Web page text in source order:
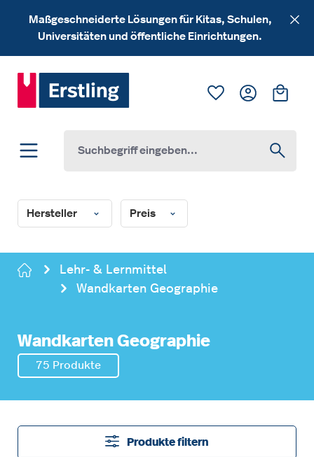
Zum Hauptinhalt springen
Maßgeschneiderte Lösungen für Kitas, Schulen,
Universitäten und öffentliche Einrichtungen.
Du hast 0
Hersteller Preis
Lehr- & Lernmittel
Wandkarten Geographie
Wandkarten Geographie
75 Produkte
Produkte filtern